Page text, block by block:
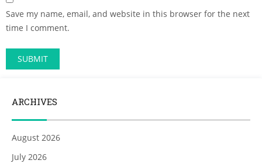
Save my name, email, and website in this browser for the next
time I comment.
ARCHIVES
August 2026
July 2026